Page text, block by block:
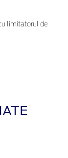
limitatorul de